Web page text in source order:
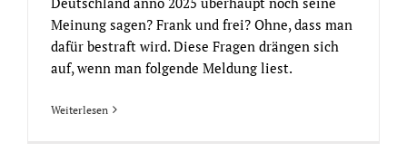
Meinung sagen? Frank und frei? Ohne, dass man
dafür bestraft wird. Diese Fragen drängen sich
auf, wenn man folgende Meldung liest.
Weiterlesen